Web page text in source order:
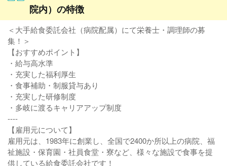
院内）の特徴
＜大手給食委託会社（病院配属）にて栄養士・調理師の募
集！＞
【おすすめポイント】
・給与高水準
・充実した福利厚生
・食事補助・制服貸与あり
・充実した研修制度
・多岐に渡るキャリアアップ制度
----
【雇用元について】
雇用元は、1983年に創業し、全国で2400か所以上の病院、福
祉施設・保育園・社員食堂・寮など、様々な施設で食事を提
供している給食委託会社です！